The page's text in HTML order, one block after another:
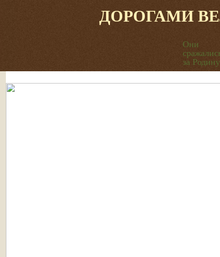
ДОРОГАМИ
Они
за Родину